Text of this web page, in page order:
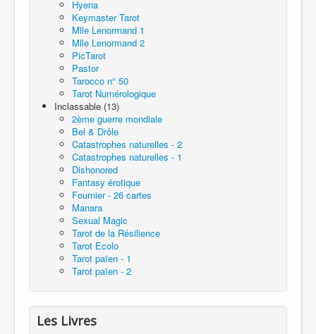
Hyena
Keymaster Tarot
Mlle Lenormand 1
Mlle Lenormand 2
PicTarot
Pastor
Tarocco n° 50
Tarot Numérologique
Inclassable (13)
2ème guerre mondiale
Bel & Drôle
Catastrophes naturelles - 2
Catastrophes naturelles - 1
Dishonored
Fantasy érotique
Fournier - 26 cartes
Manara
Sexual Magic
Tarot de la Résilience
Tarot Ecolo
Tarot païen - 1
Tarot païen - 2
Les Livres